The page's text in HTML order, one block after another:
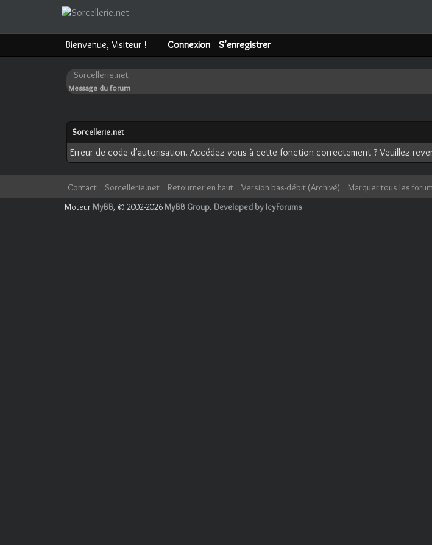
Bienvenue, Visiteur ! Connexion S’enregistrer
Sorcellerie.net
Message du forum
Sorcellerie.net
Erreur de code d’autorisation. Accédez-vous à cette fonction correctement ? Veuillez
Contact Sorcellerie.net Retourner en haut Version bas-débit (Archivé) Marquer tous les
Moteur MyBB, © 2002-2026 MyBB Group. Developed by IcyForums